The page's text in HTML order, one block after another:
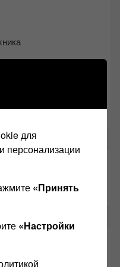
для
персонализации
«Принять
«Настройки